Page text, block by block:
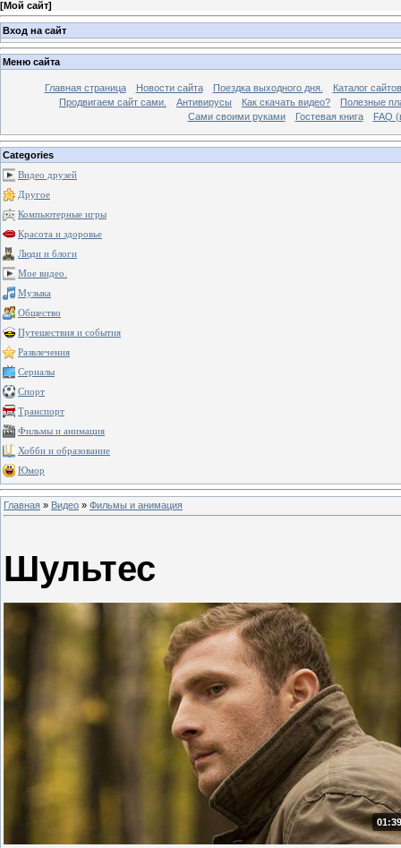
[Мой сайт]
Вход на сайт
Меню сайта
Главная страница Новости сайта Поездка выходного дня.
Каталог сайтов
Продвигаем сайт сами.
Антивирусы Как скачать видео?
Полезные
Сами своими руками
Гостевая книга FAQ
Categories
Видео друзей
Другое
Компьютерные игры
Красота и здоровье
Люди и блоги
Мое видео.
Музыка
Общество
Путешествия и события
Развлечения
Сериалы
Спорт
Транспорт
Фильмы и анимация
Хобби и образование
Юмор
Главная » Видео » Фильмы и анимация
Шультес